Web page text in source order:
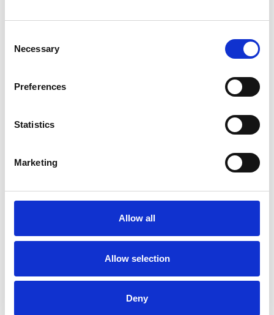
Selection
Necessary
Preferences
Statistics
Marketing
Allow all
Allow selection
Deny
Exkl. MwSt
Produkt anzeigen
Stehleiter 8 Stufen
Mehr als 10.000 zufriedene
Kostenloser Versand in den